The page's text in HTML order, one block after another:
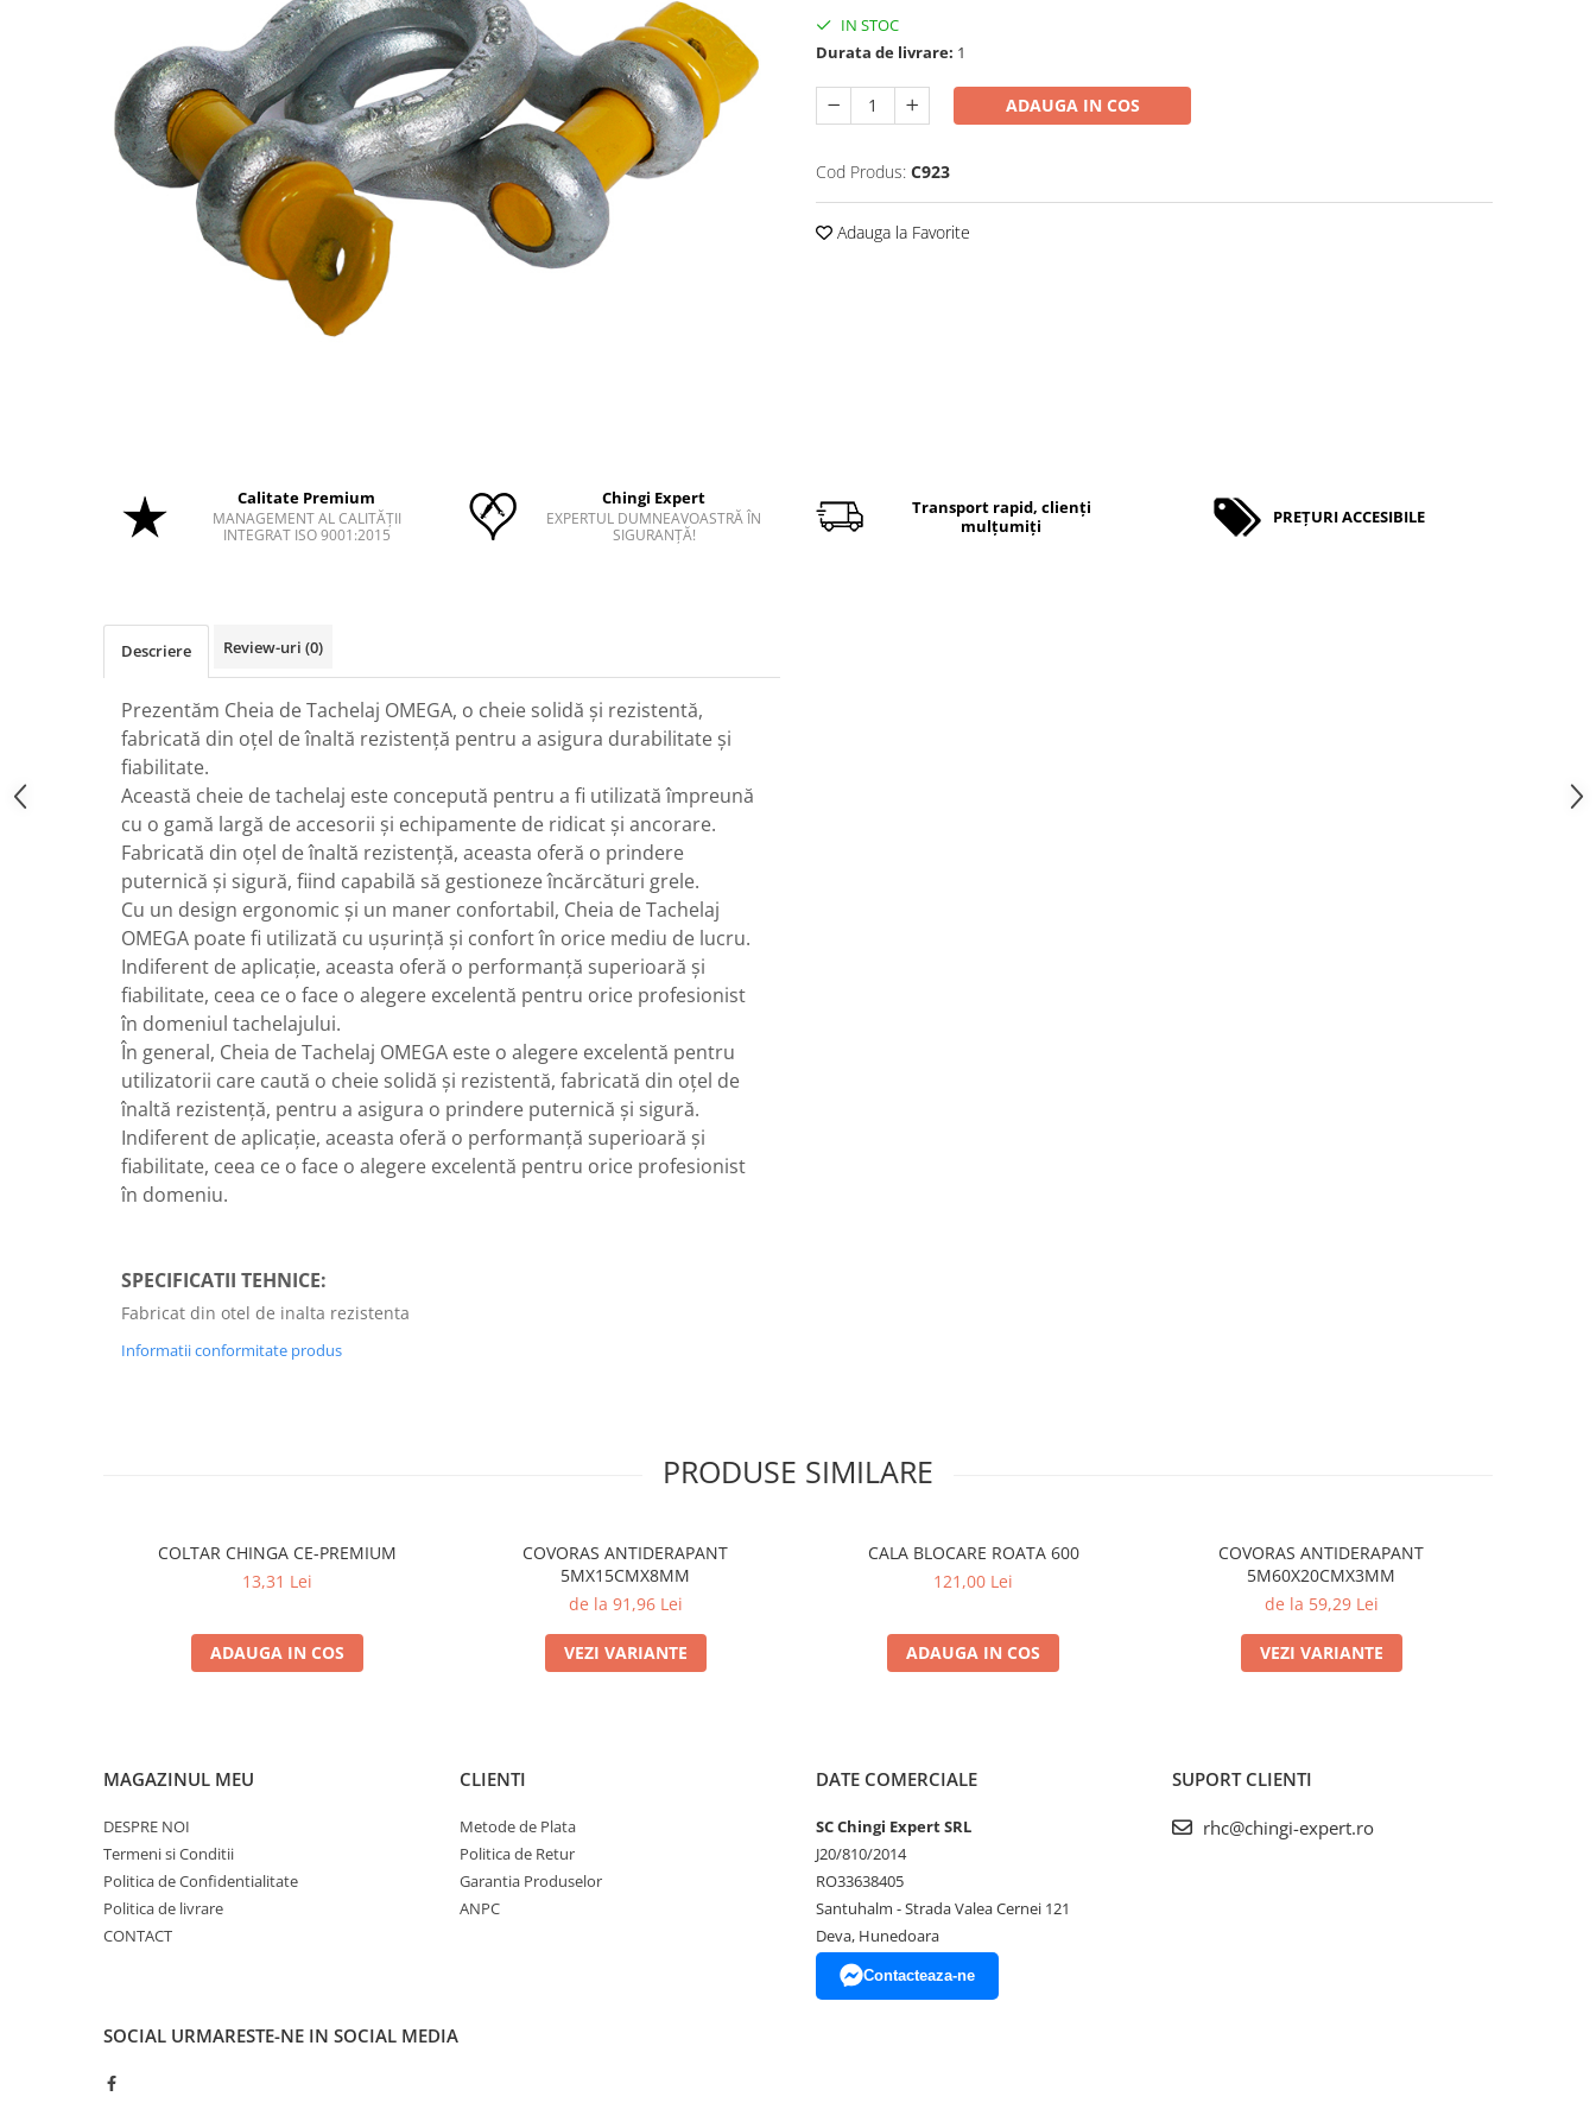
IN STOC
Durata de livrare: 1
ADAUGA IN COS
Cod Produs: C923
Adauga la Favorite
Calitate Premium
MANAGEMENT AL CALITĂȚII
INTEGRAT ISO 9001:2015
Chingi Expert
EXPERTUL DUMNEAVOASTRĂ ÎN
SIGURANȚĂ!
Transport rapid, clienți
mulțumiți
PREȚURI ACCESIBILE
Descriere Review-uri (0)
Prezentăm Cheia de Tachelaj OMEGA, o cheie solidă și rezistentă,
fabricată din oțel de înaltă rezistență pentru a asigura durabilitate și
fiabilitate.
Această cheie de tachelaj este concepută pentru a fi utilizată împreună
cu o gamă largă de accesorii și echipamente de ridicat și ancorare.
Fabricată din oțel de înaltă rezistență, aceasta oferă o prindere
puternică și sigură, fiind capabilă să gestioneze încărcături grele.
Cu un design ergonomic și un maner confortabil, Cheia de Tachelaj
OMEGA poate fi utilizată cu ușurință și confort în orice mediu de lucru.
Indiferent de aplicație, aceasta oferă o performanță superioară și
fiabilitate, ceea ce o face o alegere excelentă pentru orice profesionist
în domeniul tachelajului.
În general, Cheia de Tachelaj OMEGA este o alegere excelentă pentru
utilizatorii care caută o cheie solidă și rezistentă, fabricată din oțel de
înaltă rezistență, pentru a asigura o prindere puternică și sigură.
Indiferent de aplicație, aceasta oferă o performanță superioară și
fiabilitate, ceea ce o face o alegere excelentă pentru orice profesionist
în domeniu.
SPECIFICATII TEHNICE:
Fabricat din otel de inalta rezistenta
Informatii conformitate produs
PRODUSE SIMILARE
COLTAR CHINGA CE-PREMIUM
13,31 Lei
ADAUGA IN COS
COVORAS ANTIDERAPANT
5MX15CMX8MM
de la 91,96 Lei
VEZI VARIANTE
CALA BLOCARE ROATA 600
121,00 Lei
ADAUGA IN COS
COVORAS ANTIDERAPANT
5M60X20CMX3MM
de la 59,29 Lei
VEZI VARIANTE
MAGAZINUL MEU
DESPRE NOI
Termeni si Conditii
Politica de Confidentialitate
Politica de livrare
CONTACT
CLIENTI
Metode de Plata
Politica de Retur
Garantia Produselor
ANPC
DATE COMERCIALE
SC Chingi Expert SRL
J20/810/2014
RO33638405
Santuhalm - Strada Valea Cernei 121
Deva, Hunedoara
Contacteaza-ne
SUPORT CLIENTI
rhc@chingi-expert.ro
SOCIAL URMARESTE-NE IN SOCIAL MEDIA